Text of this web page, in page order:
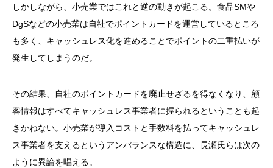
しかしながら、小売業ではこれと逆の動きが起こる。食品SMや
DgSなどの小売業は自社でポイントカードを運営しているところ
も多く、キャッシュレス化を進めることでポイントの二重払いが
発生してしまうのだ。
その結果、自社のポイントカードを廃止せざるを得なくなり、顧
客情報はすべてキャッシュレス事業者に握られるということも起
きかねない。小売業が導入コストと手数料を払ってキャッシュレ
ス事業者を支えるというアンバランスな構造に、長瀬氏らは次の
ように異論を唱える。